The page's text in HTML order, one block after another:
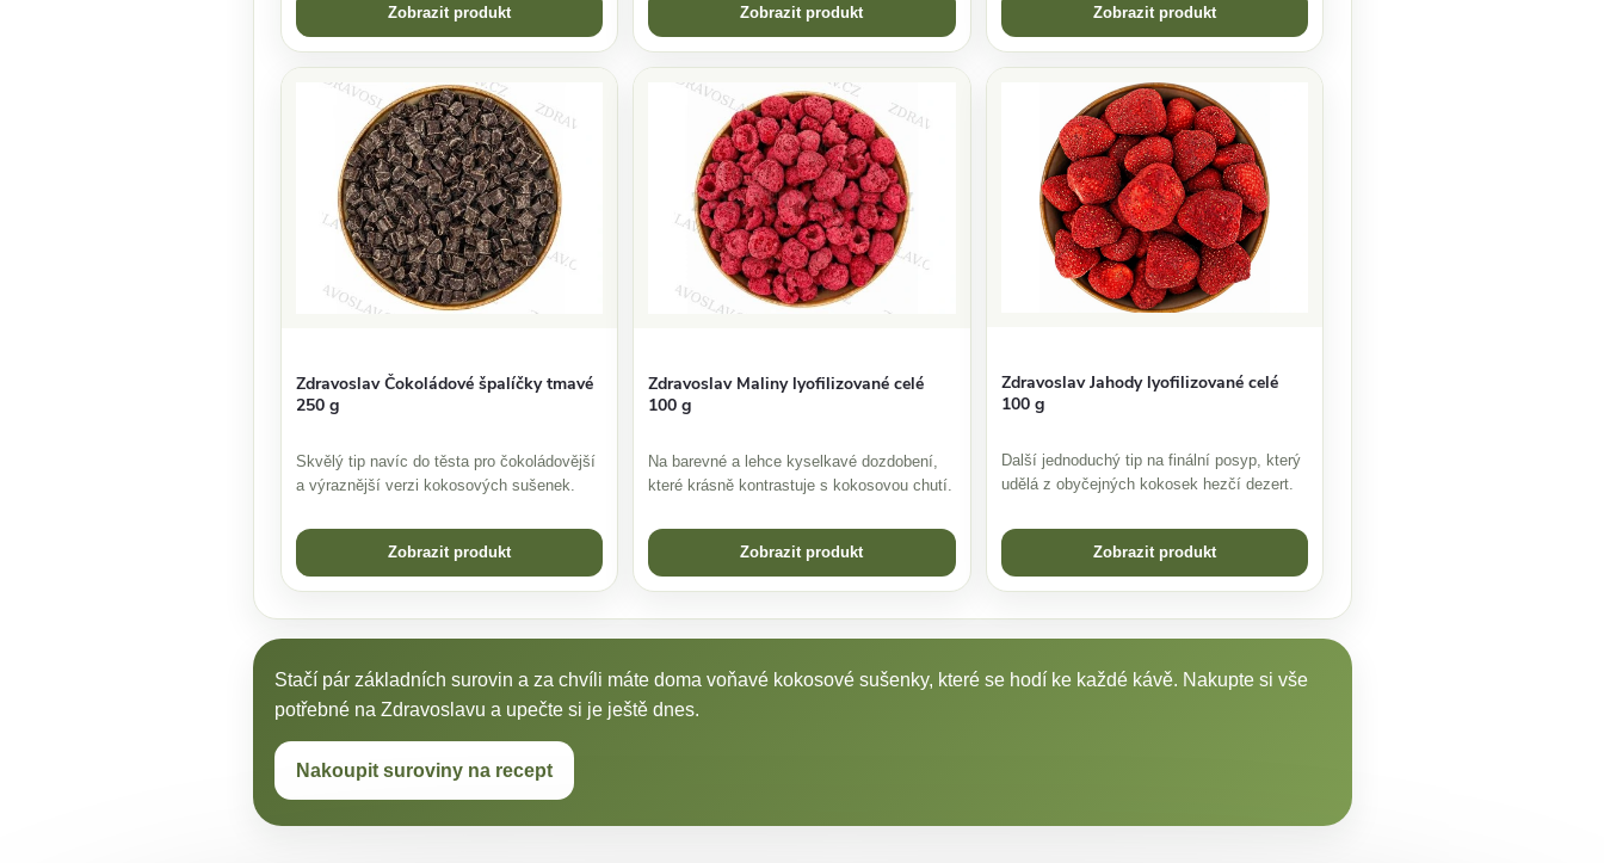
Zobrazit produkt Zobrazit produkt Zobrazit produkt
Zdravoslav Čokoládové špalíčky tmavé
250 g
Skvělý tip navíc do těsta pro čokoládovější
a výraznější verzi kokosových sušenek.
Zobrazit produkt
Zdravoslav Maliny lyofilizované celé
100 g
Na barevné a lehce kyselkavé dozdobení,
které krásně kontrastuje s kokosovou chutí.
Zobrazit produkt
Zdravoslav Jahody lyofilizované celé
100 g
Další jednoduchý tip na finální posyp, který
udělá z obyčejných kokosek hezčí dezert.
Zobrazit produkt
Stačí pár základních surovin a za chvíli máte doma voňavé kokosové sušenky, které se hodí ke každé kávě. Nakupte si vše
potřebné na Zdravoslavu a upečte si je ještě dnes.
Nakoupit suroviny na recept